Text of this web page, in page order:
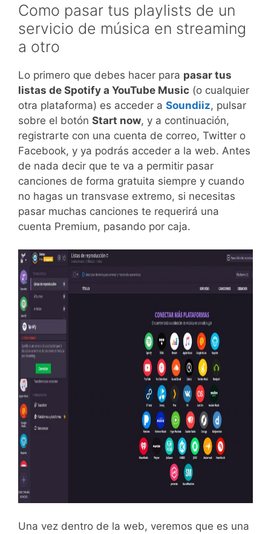
Como pasar tus playlists de un
servicio de música en streaming
a otro
Lo primero que debes hacer para pasar tus
listas de Spotify a YouTube Music (o cualquier
otra plataforma) es acceder a Soundiiz, pulsar
sobre el botón Start now, y a continuación,
registrarte con una cuenta de correo, Twitter o
Facebook, y ya podrás acceder a la web. Antes
de nada decir que te va a permitir pasar
canciones de forma gratuita siempre y cuando
no hagas un transvase extremo, si necesitas
pasar muchas canciones te requerirá una
cuenta Premium, pasando por caja.
Una vez dentro de la web, veremos que es una